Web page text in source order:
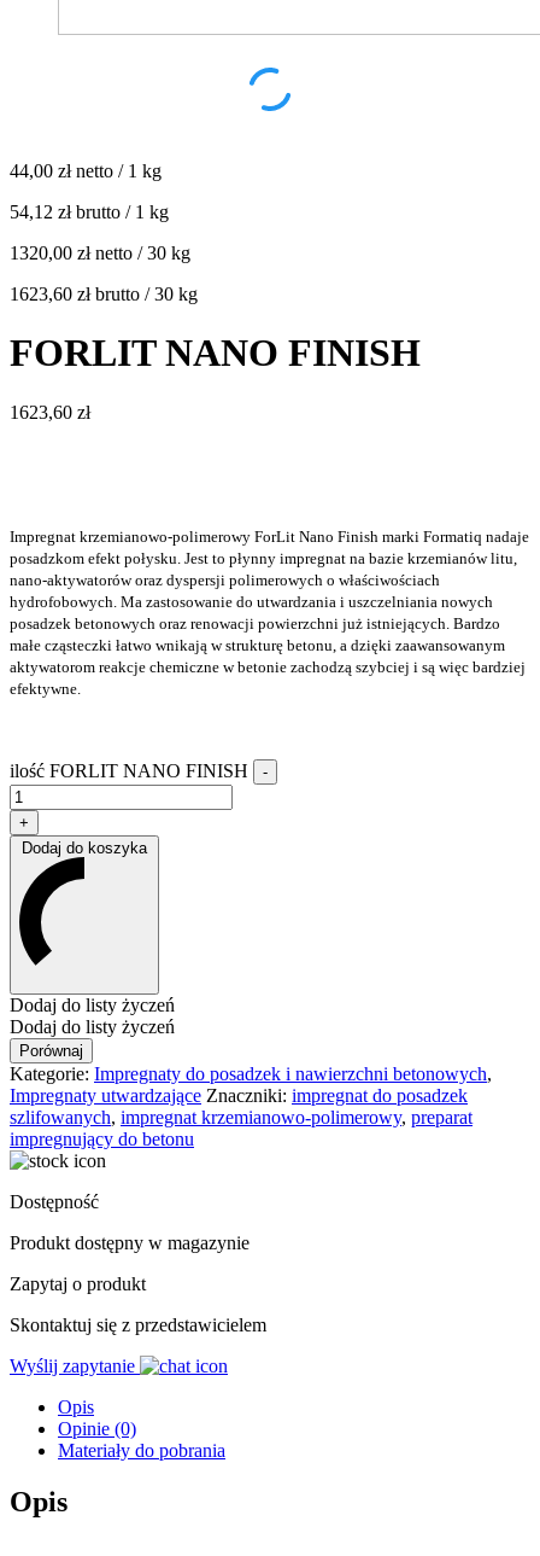
44,00 złnetto / 1 kg
54,12 złbrutto / 1 kg
1320,00 złnetto / 30 kg
1623,60 złbrutto / 30 kg
FORLIT NANO FINISH
1623,60 zł
Impregnat krzemianowo-polimerowy ForLit Nano Finish marki Formatiq nadaje
posadzkom efekt połysku. Jest to płynny impregnat na bazie krzemianów litu,
nano-aktywatorów oraz dyspersji polimerowych o właściwościach
hydrofobowych. Ma zastosowanie do utwardzania i uszczelniania nowych
posadzek betonowych oraz renowacji powierzchni już istniejących. Bardzo
małe cząsteczki łatwo wnikają w strukturę betonu, a dzięki zaawansowanym
aktywatorom reakcje chemiczne w betonie zachodzą szybciej i są więc bardziej
efektywne.
ilość FORLIT NANO FINISH -
+
Dodaj do koszyka
Dodaj do listy życzeń
Dodaj do listy życzeń
Porównaj
Kategorie: Impregnaty do posadzek i nawierzchni betonowych,
Impregnaty utwardzające Znaczniki: impregnat do posadzek
szlifowanych, impregnat krzemianowo-polimerowy, preparat
impregnujący do betonu
Dostępność
Produkt dostępny w magazynie
Zapytaj o produkt
Skontaktuj się z przedstawicielem
Wyślij zapytanie
Opis
Opinie (0)
Materiały do pobrania
Opis